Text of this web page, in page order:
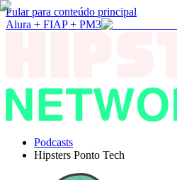
Pular para conteúdo principal
Alura + FIAP + PM3
Podcasts
Hipsters Ponto Tech